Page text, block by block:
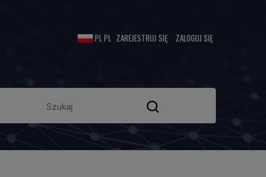
ZAREJESTRUJ SIĘ ZALOGUJ SIĘ